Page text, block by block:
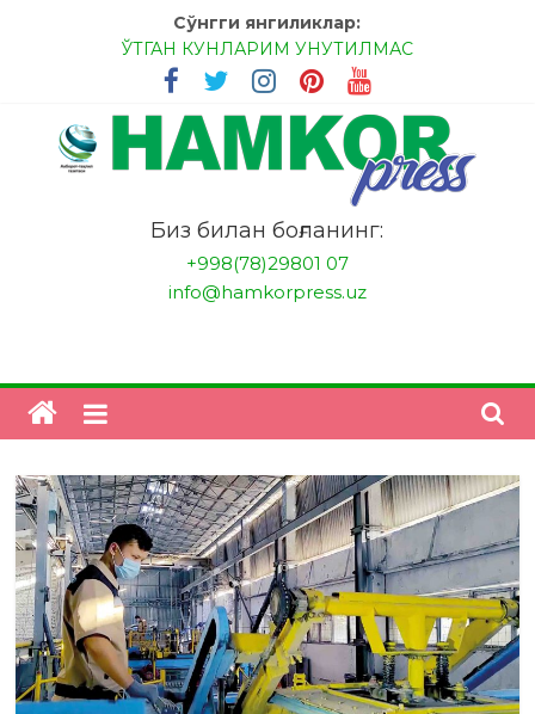
Сўнгги янгиликлар:
ЎТГАН КУНЛАРИМ УНУТИЛМАС
МЕССИ ВА РОНАЛДУ, АНА ЭНДИ ИККАЛАНГ ҲАМ
ҲУСАНОВГА ТАН БЕРИНГЛАР!
МЕҲР ОРҚАЛИ ШИФО
БАНКДА ИШЛАШ ОСОНМИ?
НАТИЖАГА ЭРИШИШ ЎЗ ҚЎЛИМИЗДА
"HamkorPress"
Биз билан боғланинг:
+998(78)29801 07
info@hamkorpress.uz